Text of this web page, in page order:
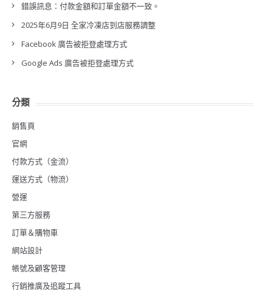
錯誤訊息：付款金額和訂單金額不一致。
2025年6月9日 全家冷凍店到店服務調整
Facebook 廣告被拒登處理方式
Google Ads 廣告被拒登處理方式
分類
銷售頁
官網
付款方式（金流）
運送方式（物流）
營運
第三方服務
訂單＆購物車
網站設計
帳號及顧客管理
行銷推廣及追蹤工具